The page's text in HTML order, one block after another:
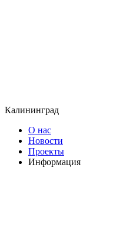
Калининград
О нас
Новости
Проекты
Информация